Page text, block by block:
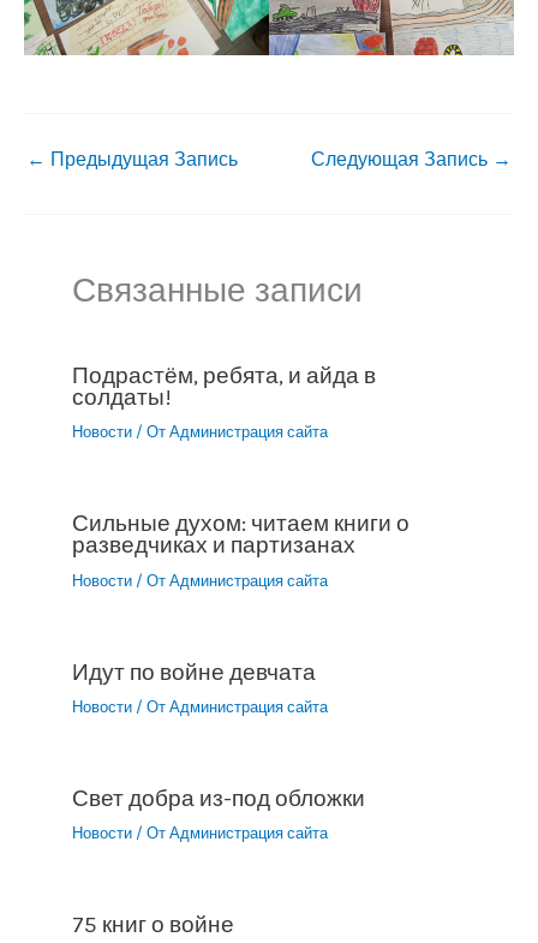
← Предыдущая Запись Следующая Запись →
Связанные записи
Подрастём, ребята, и айда в
солдаты!
Новости / От Администрация сайта
Сильные духом: читаем книги о
разведчиках и партизанах
Новости / От Администрация сайта
Идут по войне девчата
Новости / От Администрация сайта
Свет добра из-под обложки
Новости / От Администрация сайта
75 книг о войне